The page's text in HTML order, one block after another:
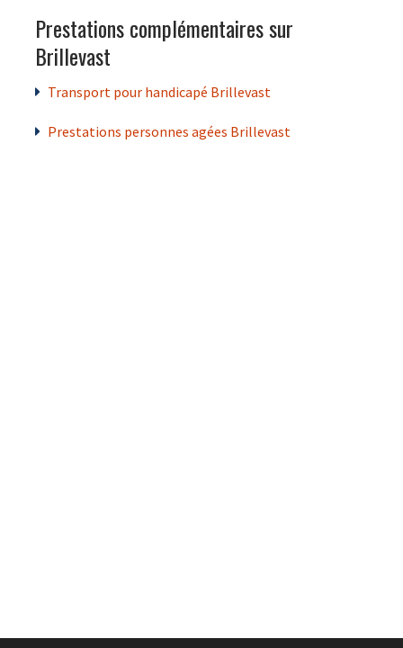
Prestations complémentaires sur
Brillevast
Transport pour handicapé Brillevast
Prestations personnes agées Brillevast